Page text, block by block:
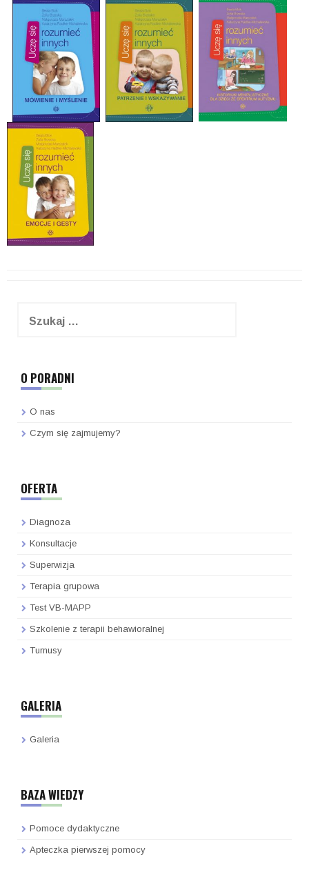
O PORADNI
O nas
Czym się zajmujemy?
OFERTA
Diagnoza
Konsultacje
Superwizja
Terapia grupowa
Test VB-MAPP
Szkolenie z terapii behawioralnej
Turnusy
GALERIA
Galeria
BAZA WIEDZY
Pomoce dydaktyczne
Apteczka pierwszej pomocy